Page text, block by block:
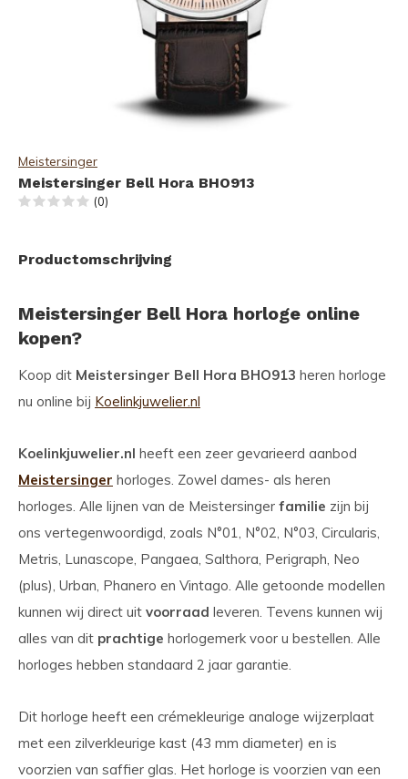
Meistersinger
Meistersinger Bell Hora BHO913
(0)
Productomschrijving
Meistersinger Bell Hora horloge online
kopen?
Koop dit Meistersinger Bell Hora BHO913 heren horloge
nu online bij Koelinkjuwelier.nl
Koelinkjuwelier.nl heeft een zeer gevarieerd aanbod
Meistersinger horloges. Zowel dames- als heren
horloges. Alle lijnen van de Meistersinger familie zijn bij
ons vertegenwoordigd, zoals N°01, N°02, N°03, Circularis,
Metris, Lunascope, Pangaea, Salthora, Perigraph, Neo
(plus), Urban, Phanero en Vintago. Alle getoonde modellen
kunnen wij direct uit voorraad leveren. Tevens kunnen wij
alles van dit prachtige horlogemerk voor u bestellen. Alle
horloges hebben standaard 2 jaar garantie.
Dit horloge heeft een crémekleurige analoge wijzerplaat
met een zilverkleurige kast (43 mm diameter) en is
voorzien van saffier glas. Het horloge is voorzien van een